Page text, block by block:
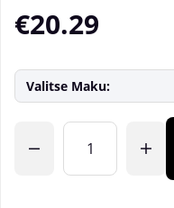
€20.29
Valitse Maku: